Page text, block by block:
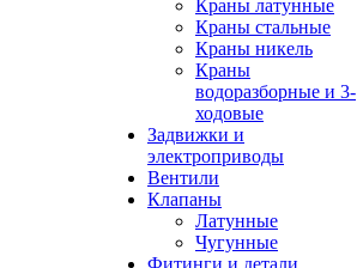
Краны латунные
Краны стальные
Краны никель
Краны
водоразборные и 3-
ходовые
Задвижки и
электроприводы
Вентили
Клапаны
Латунные
Чугунные
Фитинги и детали